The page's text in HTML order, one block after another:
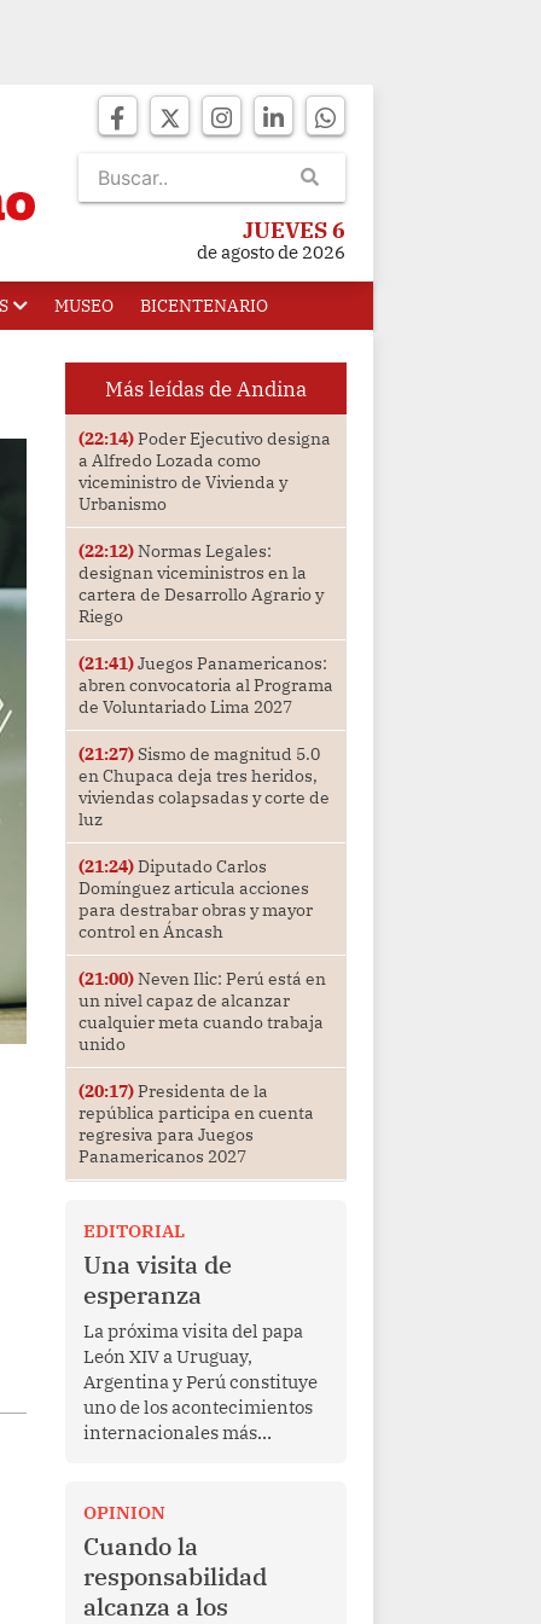
JUEVES 6
de agosto de 2026
MUSEO BICENTENARIO
Más leídas de Andina
(22:14)Poder Ejecutivo designa
a Alfredo Lozada como
viceministro de Vivienda y
Urbanismo
(22:12)Normas Legales:
designan viceministros en la
cartera de Desarrollo Agrario y
Riego
(21:41)Juegos Panamericanos:
abren convocatoria al Programa
de Voluntariado Lima 2027
(21:27)Sismo de magnitud 5.0
en Chupaca deja tres heridos,
viviendas colapsadas y corte de
luz
(21:24)Diputado Carlos
Domínguez articula acciones
para destrabar obras y mayor
control en Áncash
(21:00)Neven Ilic: Perú está en
un nivel capaz de alcanzar
cualquier meta cuando trabaja
unido
(20:17)Presidenta de la
república participa en cuenta
regresiva para Juegos
Panamericanos 2027
EDITORIAL
Una visita de
esperanza
La próxima visita del papa
León XIV a Uruguay,
Argentina y Perú constituye
uno de los acontecimientos
internacionales más
Más allá de su dimensión
religiosa, esta gira
representa una oportunidad
para reafirmar el valor del
diálogo, fortalecer los
OPINION
Cuando la
responsabilidad
alcanza a los